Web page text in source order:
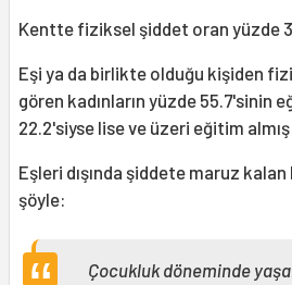
Kentte fiziksel şiddet oran yüzde
Eşi ya da birlikte olduğu kişiden
gören kadınların yüzde 55.7'sinin
22.2'siyse lise ve üzeri eğitim almış
Eşleri dışında şiddete maruz
şöyle:
Çocukluk döneminde